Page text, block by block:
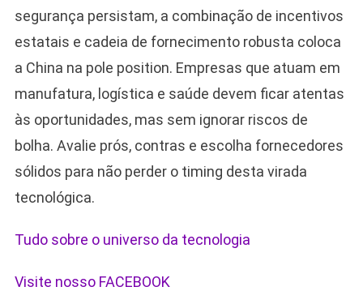
segurança persistam, a combinação de incentivos
estatais e cadeia de fornecimento robusta coloca
a China na pole position. Empresas que atuam em
manufatura, logística e saúde devem ficar atentas
às oportunidades, mas sem ignorar riscos de
bolha. Avalie prós, contras e escolha fornecedores
sólidos para não perder o timing desta virada
tecnológica.
Tudo sobre o universo da tecnologia
Visite nosso FACEBOOK